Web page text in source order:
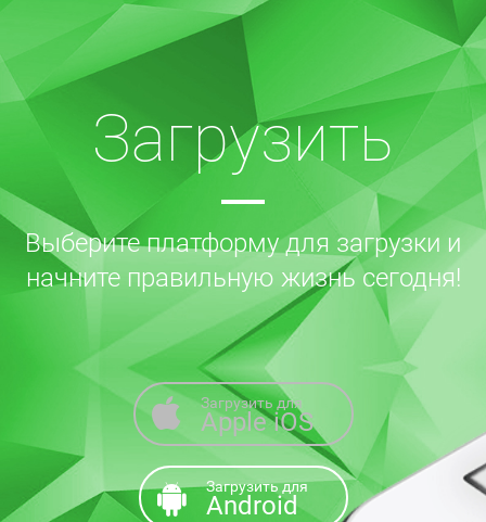
Загрузить
Выберите платформу для загрузки и
начните правильную жизнь сегодня!
Загрузить для
Apple iOS
Загрузить для
Android